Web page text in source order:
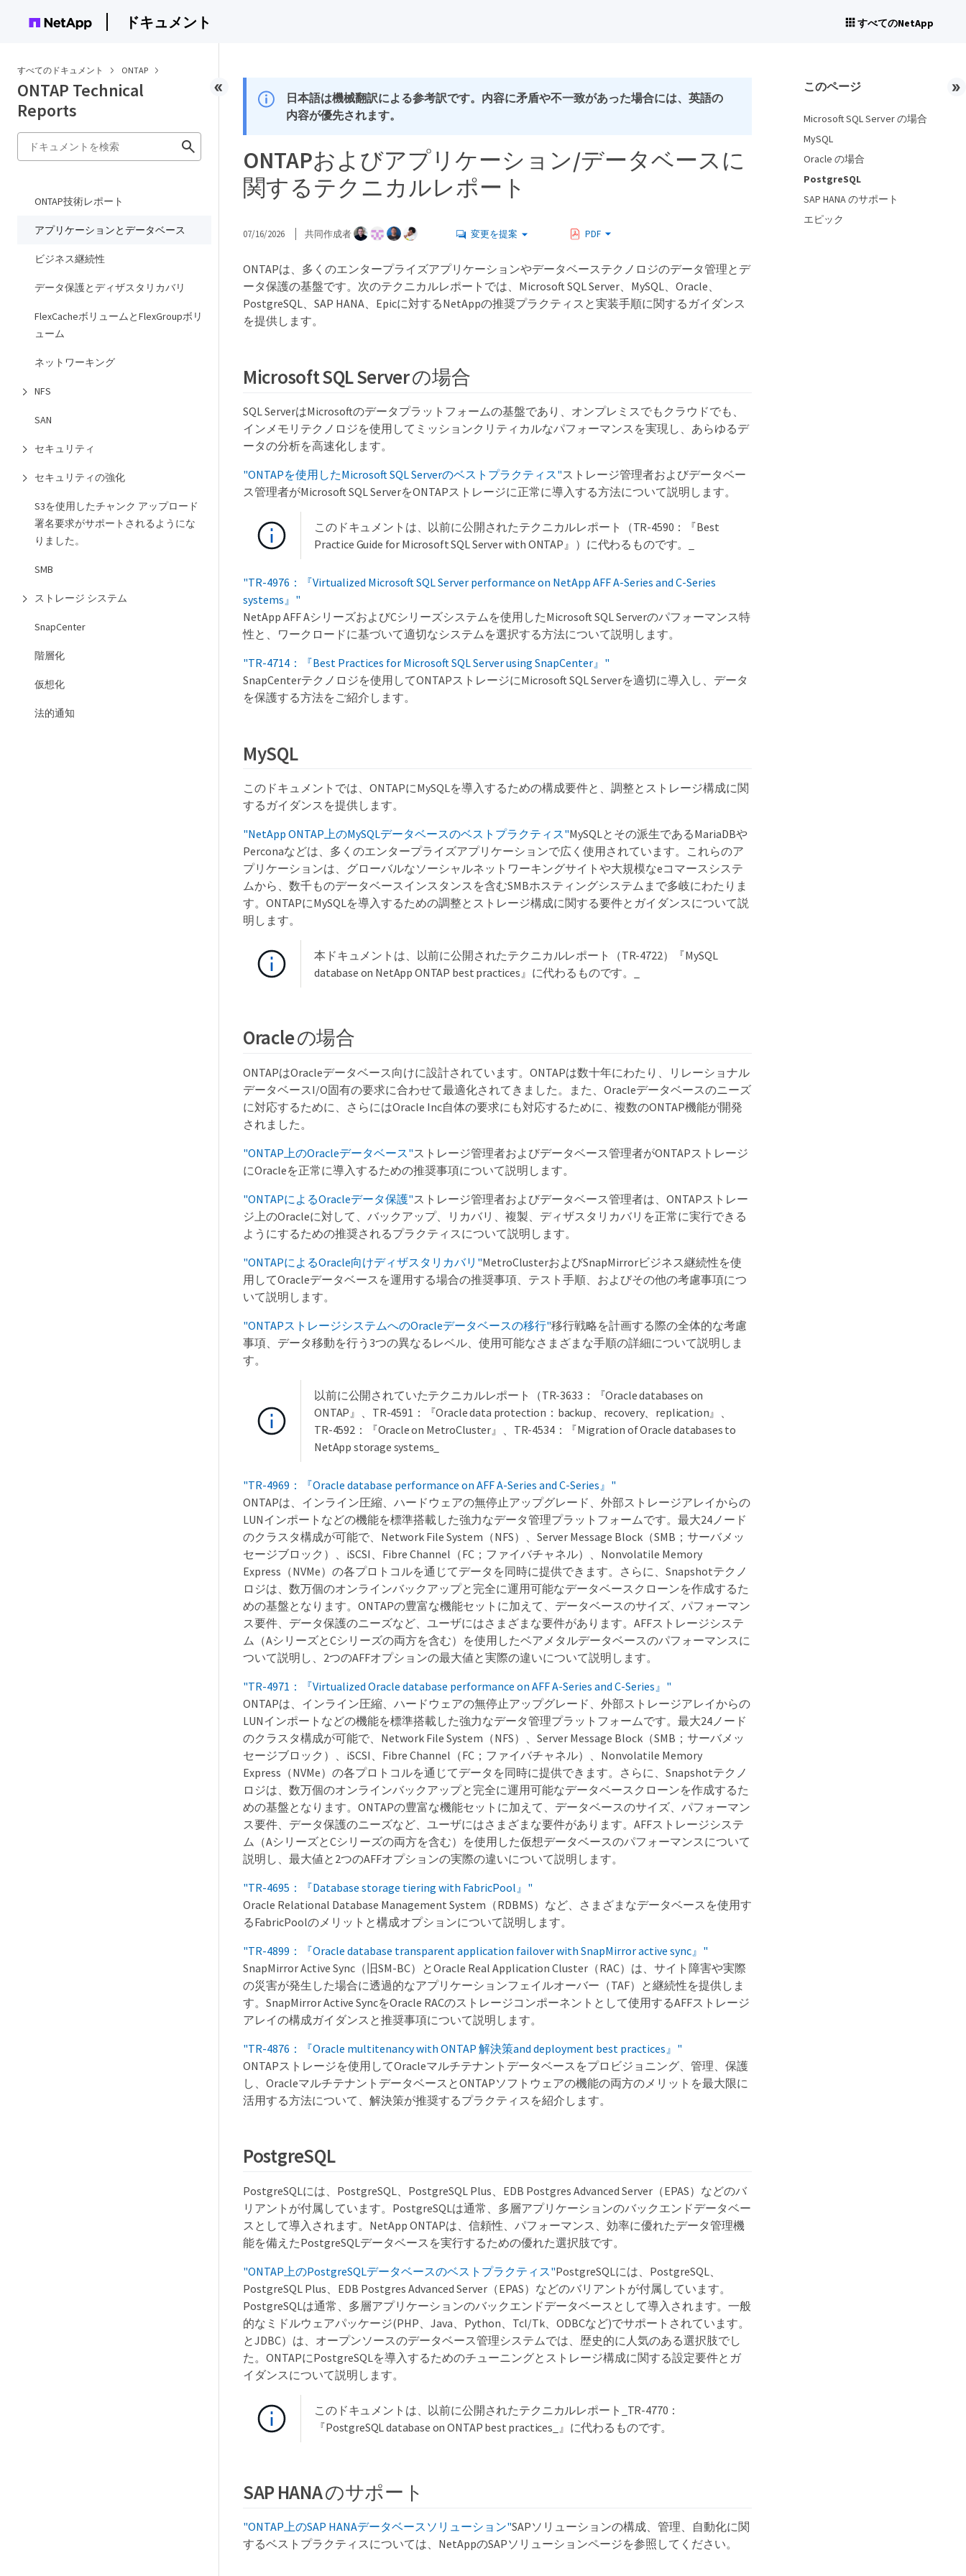
ドキュメント すべてのNetApp
すべてのドキュメント ONTAP
ONTAP Technical
Reports
ONTAP技術レポート
アプリケーションとデータベース
ビジネス継続性
データ保護とディザスタリカバリ
FlexCacheボリュームとFlexGroupボリ
ューム
ネットワーキング
NFS
SAN
セキュリティ
セキュリティの強化
S3を使用したチャンク アップロード
署名要求がサポートされるようにな
りました。
SMB
ストレージ システム
SnapCenter
階層化
仮想化
法的通知
日本語は機械翻訳による参考訳です。内容に矛盾や不一致があった場合には、英語の
内容が優先されます。
ONTAPおよびアプリケーション/データベースに
関するテクニカルレポート
07/16/2026 共同作成者 変更を提案 PDF
ONTAPは、多くのエンタープライズアプリケーションやデータベーステクノロジのデータ管理とデ
ータ保護の基盤です。次のテクニカルレポートでは、Microsoft SQL Server、MySQL、Oracle、
PostgreSQL、SAP HANA、Epicに対するNetAppの推奨プラクティスと実装手順に関するガイダンス
を提供します。
Microsoft SQL Server の場合
SQL ServerはMicrosoftのデータプラットフォームの基盤であり、オンプレミスでもクラウドでも、
インメモリテクノロジを使用してミッションクリティカルなパフォーマンスを実現し、あらゆるデ
ータの分析を高速化します。
"ONTAPを使用したMicrosoft SQL Serverのベストプラクティス"ストレージ管理者およびデータベー
ス管理者がMicrosoft SQL ServerをONTAPストレージに正常に導入する方法について説明します。
このドキュメントは、以前に公開されたテクニカルレポート（TR-4590：『Best
Practice Guide for Microsoft SQL Server with ONTAP』）に代わるものです。_
"TR-4976：『Virtualized Microsoft SQL Server performance on NetApp AFF A-Series and C-Series
systems』"
NetApp AFF AシリーズおよびCシリーズシステムを使用したMicrosoft SQL Serverのパフォーマンス特
性と、ワークロードに基づいて適切なシステムを選択する方法について説明します。
"TR-4714：『Best Practices for Microsoft SQL Server using SnapCenter』"
SnapCenterテクノロジを使用してONTAPストレージにMicrosoft SQL Serverを適切に導入し、データ
を保護する方法をご紹介します。
MySQL
このドキュメントでは、ONTAPにMySQLを導入するための構成要件と、調整とストレージ構成に関
するガイダンスを提供します。
"NetApp ONTAP上のMySQLデータベースのベストプラクティス"MySQLとその派生であるMariaDBや
Perconaなどは、多くのエンタープライズアプリケーションで広く使用されています。これらのア
プリケーションは、グローバルなソーシャルネットワーキングサイトや大規模なeコマースシステ
ムから、数千ものデータベースインスタンスを含むSMBホスティングシステムまで多岐にわたりま
す。ONTAPにMySQLを導入するための調整とストレージ構成に関する要件とガイダンスについて説
明します。
本ドキュメントは、以前に公開されたテクニカルレポート（TR-4722）『MySQL
database on NetApp ONTAP best practices』に代わるものです。_
Oracle の場合
ONTAPはOracleデータベース向けに設計されています。ONTAPは数十年にわたり、リレーショナル
データベースI/O固有の要求に合わせて最適化されてきました。また、Oracleデータベースのニーズ
に対応するために、さらにはOracle Inc自体の要求にも対応するために、複数のONTAP機能が開発
されました。
"ONTAP上のOracleデータベース"ストレージ管理者およびデータベース管理者がONTAPストレージ
にOracleを正常に導入するための推奨事項について説明します。
"ONTAPによるOracleデータ保護"ストレージ管理者およびデータベース管理者は、ONTAPストレー
ジ上のOracleに対して、バックアップ、リカバリ、複製、ディザスタリカバリを正常に実行できる
ようにするための推奨されるプラクティスについて説明します。
"ONTAPによるOracle向けディザスタリカバリ"MetroClusterおよびSnapMirrorビジネス継続性を使
用してOracleデータベースを運用する場合の推奨事項、テスト手順、およびその他の考慮事項につ
いて説明します。
"ONTAPストレージシステムへのOracleデータベースの移行"移行戦略を計画する際の全体的な考慮
事項、データ移動を行う3つの異なるレベル、使用可能なさまざまな手順の詳細について説明しま
す。
以前に公開されていたテクニカルレポート（TR-3633：『Oracle databases on
ONTAP』、TR-4591：『Oracle data protection：backup、recovery、replication』、
TR-4592：『Oracle on MetroCluster』、TR-4534：『Migration of Oracle databases to
NetApp storage systems_
"TR-4969：『Oracle database performance on AFF A-Series and C-Series』"
ONTAPは、インライン圧縮、ハードウェアの無停止アップグレード、外部ストレージアレイからの
LUNインポートなどの機能を標準搭載した強力なデータ管理プラットフォームです。最大24ノード
のクラスタ構成が可能で、Network File System（NFS）、Server Message Block（SMB；サーバメッ
セージブロック）、iSCSI、Fibre Channel（FC；ファイバチャネル）、Nonvolatile Memory
Express（NVMe）の各プロトコルを通じてデータを同時に提供できます。さらに、Snapshotテクノ
ロジは、数万個のオンラインバックアップと完全に運用可能なデータベースクローンを作成するた
めの基盤となります。ONTAPの豊富な機能セットに加えて、データベースのサイズ、パフォーマン
ス要件、データ保護のニーズなど、ユーザにはさまざまな要件があります。AFFストレージシステ
ム（AシリーズとCシリーズの両方を含む）を使用したベアメタルデータベースのパフォーマンスに
ついて説明し、2つのAFFオプションの最大値と実際の違いについて説明します。
"TR-4971：『Virtualized Oracle database performance on AFF A-Series and C-Series』"
ONTAPは、インライン圧縮、ハードウェアの無停止アップグレード、外部ストレージアレイからの
LUNインポートなどの機能を標準搭載した強力なデータ管理プラットフォームです。最大24ノード
のクラスタ構成が可能で、Network File System（NFS）、Server Message Block（SMB；サーバメッ
セージブロック）、iSCSI、Fibre Channel（FC；ファイバチャネル）、Nonvolatile Memory
Express（NVMe）の各プロトコルを通じてデータを同時に提供できます。さらに、Snapshotテクノ
ロジは、数万個のオンラインバックアップと完全に運用可能なデータベースクローンを作成するた
めの基盤となります。ONTAPの豊富な機能セットに加えて、データベースのサイズ、パフォーマン
ス要件、データ保護のニーズなど、ユーザにはさまざまな要件があります。AFFストレージシステ
ム（AシリーズとCシリーズの両方を含む）を使用した仮想データベースのパフォーマンスについて
説明し、最大値と2つのAFFオプションの実際の違いについて説明します。
"TR-4695：『Database storage tiering with FabricPool』"
Oracle Relational Database Management System（RDBMS）など、さまざまなデータベースを使用す
るFabricPoolのメリットと構成オプションについて説明します。
"TR-4899：『Oracle database transparent application failover with SnapMirror active sync』"
SnapMirror Active Sync（旧SM-BC）とOracle Real Application Cluster（RAC）は、サイト障害や実際
の災害が発生した場合に透過的なアプリケーションフェイルオーバー（TAF）と継続性を提供しま
す。SnapMirror Active SyncをOracle RACのストレージコンポーネントとして使用するAFFストレージ
アレイの構成ガイダンスと推奨事項について説明します。
"TR-4876：『Oracle multitenancy with ONTAP 解決策and deployment best practices』"
ONTAPストレージを使用してOracleマルチテナントデータベースをプロビジョニング、管理、保護
し、OracleマルチテナントデータベースとONTAPソフトウェアの機能の両方のメリットを最大限に
活用する方法について、解決策が推奨するプラクティスを紹介します。
PostgreSQL
PostgreSQLには、PostgreSQL、PostgreSQL Plus、EDB Postgres Advanced Server（EPAS）などのバ
リアントが付属しています。PostgreSQLは通常、多層アプリケーションのバックエンドデータベー
スとして導入されます。NetApp ONTAPは、信頼性、パフォーマンス、効率に優れたデータ管理機
能を備えたPostgreSQLデータベースを実行するための優れた選択肢です。
"ONTAP上のPostgreSQLデータベースのベストプラクティス"PostgreSQLには、PostgreSQL、
PostgreSQL Plus、EDB Postgres Advanced Server（EPAS）などのバリアントが付属しています。
PostgreSQLは通常、多層アプリケーションのバックエンドデータベースとして導入されます。一般
的なミドルウェアパッケージ(PHP、Java、Python、Tcl/Tk、ODBCなど)でサポートされています。
とJDBC）は、オープンソースのデータベース管理システムでは、歴史的に人気のある選択肢でし
た。ONTAPにPostgreSQLを導入するためのチューニングとストレージ構成に関する設定要件とガ
イダンスについて説明します。
このドキュメントは、以前に公開されたテクニカルレポート_TR-4770：
『PostgreSQL database on ONTAP best practices_』に代わるものです。
SAP HANA のサポート
"ONTAP上のSAP HANAデータベースソリューション"SAPソリューションの構成、管理、自動化に関
するベストプラクティスについては、NetAppのSAPソリューションページを参照してください。
このページ
Microsoft SQL Server の場合
MySQL
Oracle の場合
PostgreSQL
SAP HANA のサポート
エピック